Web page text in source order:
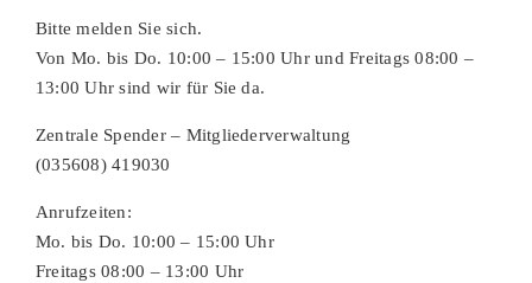
Bitte melden Sie sich.
Von Mo. bis Do. 10:00 – 15:00 Uhr und Freitags 08:00 –
13:00 Uhr sind wir für Sie da.
Zentrale Spender – Mitgliederverwaltung
(035608) 419030
Anrufzeiten:
Mo. bis Do. 10:00 – 15:00 Uhr
Freitags 08:00 – 13:00 Uhr